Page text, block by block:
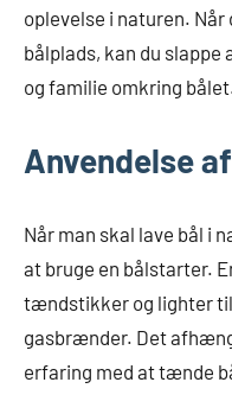
oplevelse i naturen.
bålplads, kan du slappe
og familie omkring
Anvendelse
Når man skal lave bål i
at bruge en bålstarter.
tændstikker og lighter
gasbrænder. Det
erfaring med at tænde